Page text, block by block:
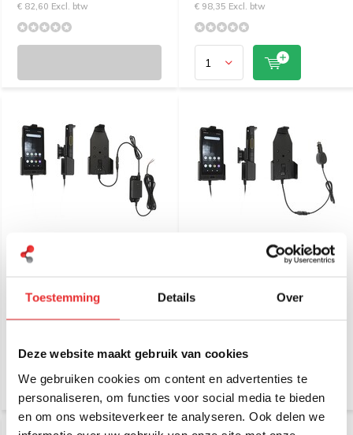
Toestemming Details Over
Deze website maakt gebruik van cookies
We gebruiken cookies om content en advertenties te
personaliseren, om functies voor social media te bieden
en om ons websiteverkeer te analyseren. Ook delen we
€ 82,60 Excl. btw
€ 98,35 Excl. btw
Brodit houder/lader
Sonim XP10 fixed instal.-
Brodit houder/lader
Sonim XP10 sig.plug -